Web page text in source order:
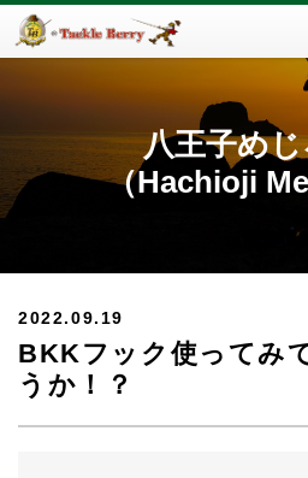
八王子め
（Hachioji
2022.09.19
BKKフック使ってみ
うか！？